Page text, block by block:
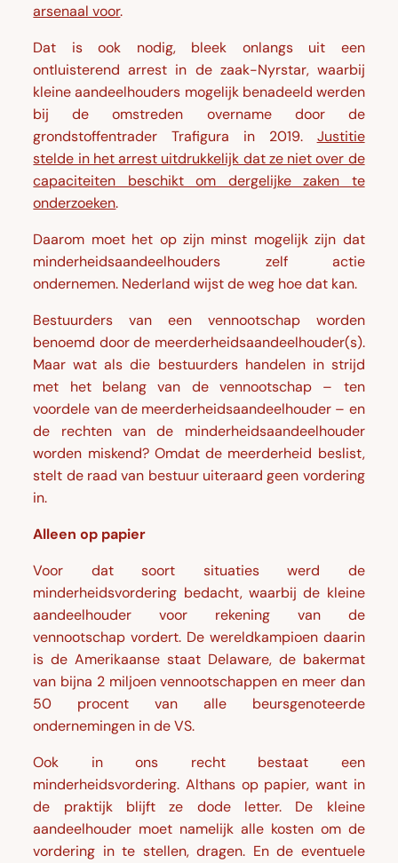
arsenaal voor.
Dat is ook nodig, bleek onlangs uit een
ontluisterend arrest in de zaak-Nyrstar, waarbij
kleine aandeelhouders mogelijk benadeeld werden
bij de omstreden overname door de
grondstoffentrader Trafigura in 2019. Justitie
stelde in het arrest uitdrukkelijk dat ze niet over de
capaciteiten beschikt om dergelijke zaken te
onderzoeken.
Daarom moet het op zijn minst mogelijk zijn dat
minderheidsaandeelhouders zelf actie
ondernemen. Nederland wijst de weg hoe dat kan.
Bestuurders van een vennootschap worden
benoemd door de meerderheidsaandeelhouder(s).
Maar wat als die bestuurders handelen in strijd
met het belang van de vennootschap – ten
voordele van de meerderheidsaandeelhouder – en
de rechten van de minderheidsaandeelhouder
worden miskend? Omdat de meerderheid beslist,
stelt de raad van bestuur uiteraard geen vordering
in.
Alleen op papier
Voor dat soort situaties werd de
minderheidsvordering bedacht, waarbij de kleine
aandeelhouder voor rekening van de
vennootschap vordert. De wereldkampioen daarin
is de Amerikaanse staat Delaware, de bakermat
van bijna 2 miljoen vennootschappen en meer dan
50 procent van alle beursgenoteerde
ondernemingen in de VS.
Ook in ons recht bestaat een
minderheidsvordering. Althans op papier, want in
de praktijk blijft ze dode letter. De kleine
aandeelhouder moet namelijk alle kosten om de
vordering in te stellen, dragen. En de eventuele